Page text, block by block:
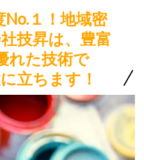
１！地域密
技昇は、豊富
れた技術で
立ちます！